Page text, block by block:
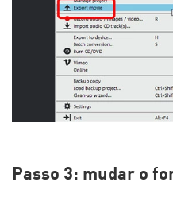
Passo 3: mudar o